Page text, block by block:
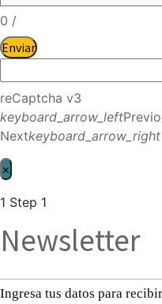
0 /
Enviar
reCaptcha v3
keyboard_arrow_left
Nextkeyboard_arrow_right
×
1 Step 1
Newsletter
Ingresa tus datos para